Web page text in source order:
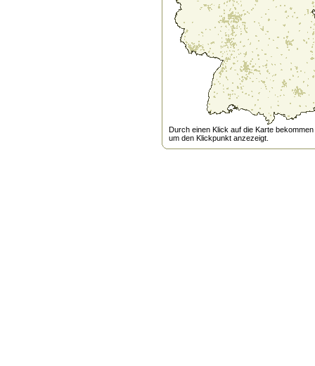
Durch einen Klick auf die Karte
um den Klickpunkt anzezeigt.